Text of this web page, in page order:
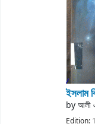
ইসলাম
byআলী
Edition: